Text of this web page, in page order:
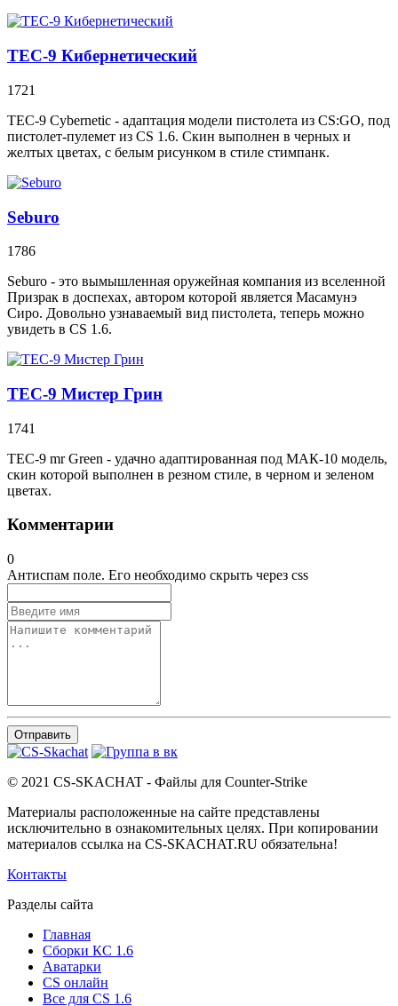
TEC-9 Кибернетический
1721
TEC-9 Cybernetic - адаптация модели пистолета из CS:GO, под
пистолет-пулемет из CS 1.6. Скин выполнен в черных и
желтых цветах, с белым рисунком в стиле стимпанк.
Seburo
1786
Seburo - это вымышленная оружейная компания из вселенной
Призрак в доспехах, автором которой является Масамунэ
Сиро. Довольно узнаваемый вид пистолета, теперь можно
увидеть в CS 1.6.
TEC-9 Мистер Грин
1741
TEC-9 mr Green - удачно адаптированная под МАК-10 модель,
скин которой выполнен в резном стиле, в черном и зеленом
цветах.
Комментарии
0
Антиспам поле. Его необходимо скрыть через css
Отправить
© 2021 CS-SKACHAT - Файлы для Counter-Strike
Материалы расположенные на сайте представлены
исключительно в ознакомительных целях. При копировании
материалов ссылка на CS-SKACHAT.RU обязательна!
Контакты
Разделы сайта
Главная
Сборки КС 1.6
Аватарки
CS онлайн
Все для CS 1.6